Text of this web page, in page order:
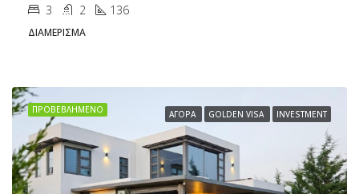
3 2 136
ΔΙΑΜΈΡΙΣΜΑ
ΠΡΟΒΕΒΛΗΜΈΝΟ ΑΓΟΡΆ GOLDEN VISA INVESTMENT